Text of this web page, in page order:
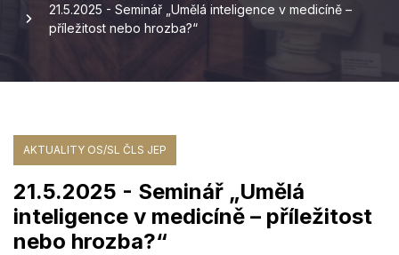
21.5.2025 - Seminář „Umělá inteligence v medicíně –
příležitost nebo hrozba?“
AKTUALITY OS/SL ČLS JEP
21.5.2025 - Seminář „Umělá
inteligence v medicíně – příležitost
nebo hrozba?“